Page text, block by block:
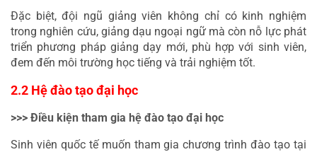
Đặc biệt, đội ngũ giảng viên không chỉ có kinh nghiệm
trong nghiên cứu, giảng dạu ngoại ngữ mà còn nỗ lực phát
triển phương pháp giảng dạy mới, phù hợp với sinh viên,
đem đến môi trường học tiếng và trải nghiệm tốt.
2.2 Hệ đào tạo đại học
>>> Điều kiện tham gia hệ đào tạo đại học
Sinh viên quốc tế muốn tham gia chương trình đào tạo tại